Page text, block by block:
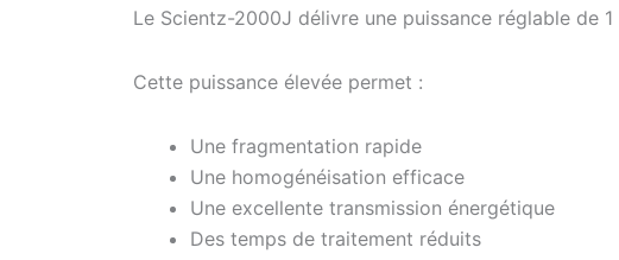
Le Scientz-2000J délivre une puissance réglable de 1
Cette puissance élevée permet :
Une fragmentation rapide
Une homogénéisation efficace
Une excellente transmission énergétique
Des temps de traitement réduits